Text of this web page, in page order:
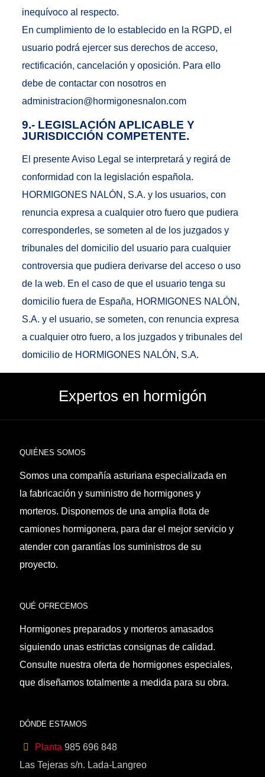
inequívoco al respecto.
En cumplimiento de lo establecido en la RGPD, el
usuario podrá ejercer sus derechos de acceso,
rectificación, cancelación y oposición. Para ello
debe de contactar con nosotros en
administracion@hormigonesnalon.com
9.- LEGISLACIÓN APLICABLE Y
JURISDICCIÓN COMPETENTE.
El presente Aviso Legal se interpretará y regirá de
conformidad con la legislación española.
HORMIGONES NALÓN, S.A. y los usuarios, con
renuncia expresa a cualquier otro fuero que pudiera
corresponderles, se someten al de los juzgados y
tribunales del domicilio del usuario para cualquier
controversia que pudiera derivarse del acceso o uso
de la web. En el caso de que el usuario tenga su
domicilio fuera de España, HORMIGONES NALÓN,
S.A. y el usuario, se someten, con renuncia expresa
a cualquier otro fuero, a los juzgados y tribunales del
domicilio de HORMIGONES NALÓN, S.A.
Expertos en hormigón
QUIÉNES SOMOS
Somos una compañía asturiana especializada en
la fabricación y suministro de hormigones y
morteros. Disponemos de una amplia flota de
camiones hormigonera, para dar el mejor servicio y
atender con garantías los suministros de su
proyecto.
QUÉ OFRECEMOS
Hormigones preparados y morteros amasados
siguiendo unas estrictas consignas de calidad.
Consulte nuestra oferta de hormigones especiales,
que diseñamos totalmente a medida para su obra.
DÓNDE ESTAMOS
Planta 985 696 848
Las Tejeras s/n. Lada-Langreo